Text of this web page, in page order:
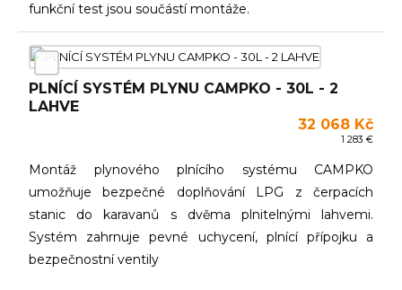
funkční test jsou součástí montáže.
PLNÍCÍ SYSTÉM PLYNU CAMPKO - 30L - 2
LAHVE
32 068 Kč
1 283 €
Montáž plynového plnícího systému CAMPKO
umožňuje bezpečné doplňování LPG z čerpacích
stanic do karavanů s dvěma plnitelnými lahvemi.
Systém zahrnuje pevné uchycení, plnící přípojku a
bezpečnostní ventily